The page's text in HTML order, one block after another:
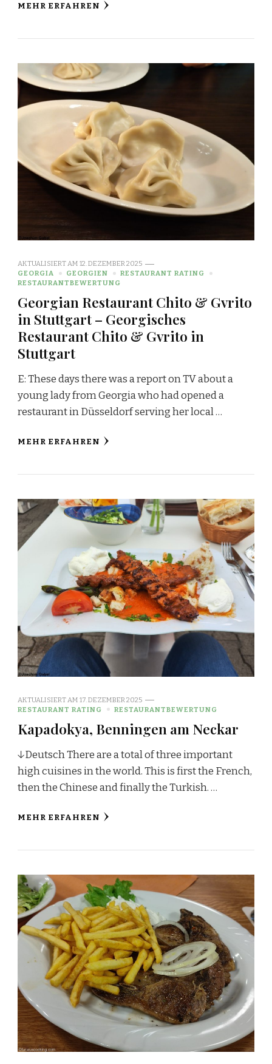
MEHR ERFAHREN
AKTUALISIERT AM 12. DEZEMBER 2025
GEORGIA
GEORGIEN
RESTAURANT RATING
RESTAURANTBEWERTUNG
Georgian Restaurant Chito & Gvrito
in Stuttgart – Georgisches
Restaurant Chito & Gvrito in
Stuttgart
E: These days there was a report on TV about a
young lady from Georgia who had opened a
restaurant in Düsseldorf serving her local …
MEHR ERFAHREN
AKTUALISIERT AM 17. DEZEMBER 2025
RESTAURANT RATING
RESTAURANTBEWERTUNG
Kapadokya, Benningen am Neckar
↓Deutsch There are a total of three important
high cuisines in the world. This is first the French,
then the Chinese and finally the Turkish. …
MEHR ERFAHREN